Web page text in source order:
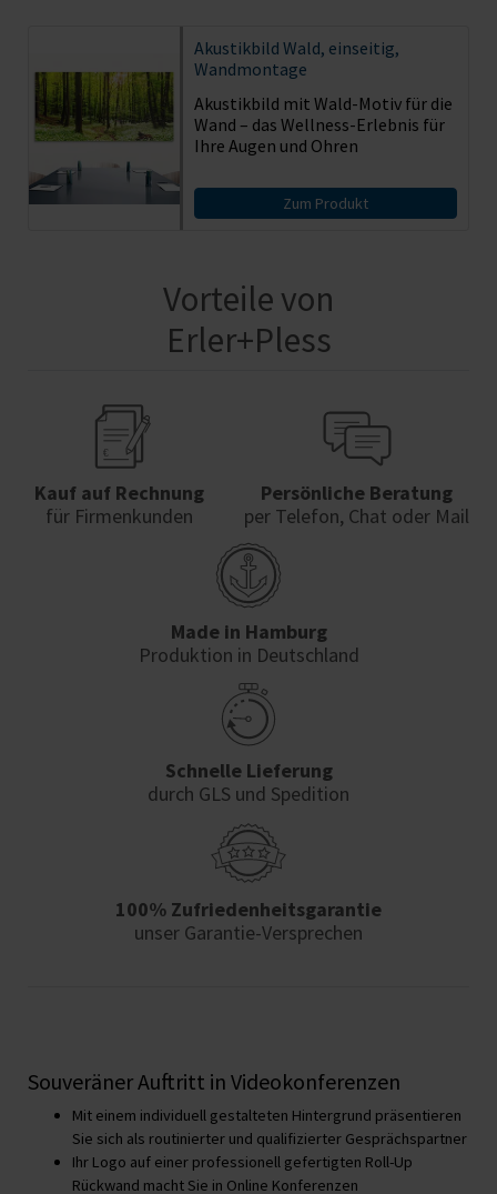
Akustikbild Wald, einseitig,
Wandmontage
Akustikbild mit Wald-Motiv für die
Wand – das Wellness-Erlebnis für
Ihre Augen und Ohren
Zum Produkt
Vorteile von
Erler+Pless
Kauf auf Rechnung
für Firmenkunden
Persönliche Beratung
per Telefon, Chat oder Mail
Made in Hamburg
Produktion in Deutschland
Schnelle Lieferung
durch GLS und Spedition
100% Zufriedenheits­garantie
unser Garantie-Versprechen
Souveräner Auftritt in Videokonferenzen
Mit einem individuell gestalteten Hintergrund präsentieren
Sie sich als routinierter und qualifizierter Gesprächspartner
Ihr Logo auf einer professionell gefertigten Roll-Up
Rückwand macht Sie in Online Konferenzen